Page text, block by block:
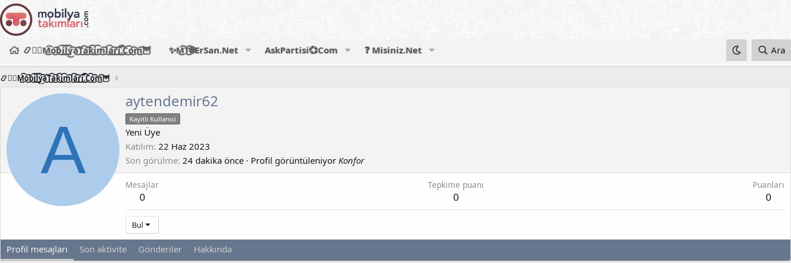
📿🧙‍♂️M͜͡o͜͡b͜͡i͜͡l͜͡y͜͡a͜͡T͜͡a͜͡k͜͡i͜͡m͜͡l͜͡a͜͡r͜͡i͜͡.͜͡C͜͡o͜͡m͜͡🦉 ✨M͜͡T͜͡🌐ErSan.Net AskPartisi💞Com ❓ Misiniz.Net Ara
📿🧙‍♂️M͜͡o͜͡b͜͡i͜͡l͜͡y͜͡a͜͡T͜͡a͜͡k͜͡i͜͡m͜͡l͜͡a͜͡r͜͡i͜͡.͜͡C͜͡o͜͡m͜͡🦉
A
aytendemir62
Kayıtlı Kullanıcı
Yeni Üye
Katılım 22 Haz 2023
Son görülme 24 dakika önce · Profil görüntüleniyor Konfor
Mesajlar
0
Tepkime puanı
0
Puanları
0
Bul
Profil mesajları Son aktivite Gönderiler Hakkında